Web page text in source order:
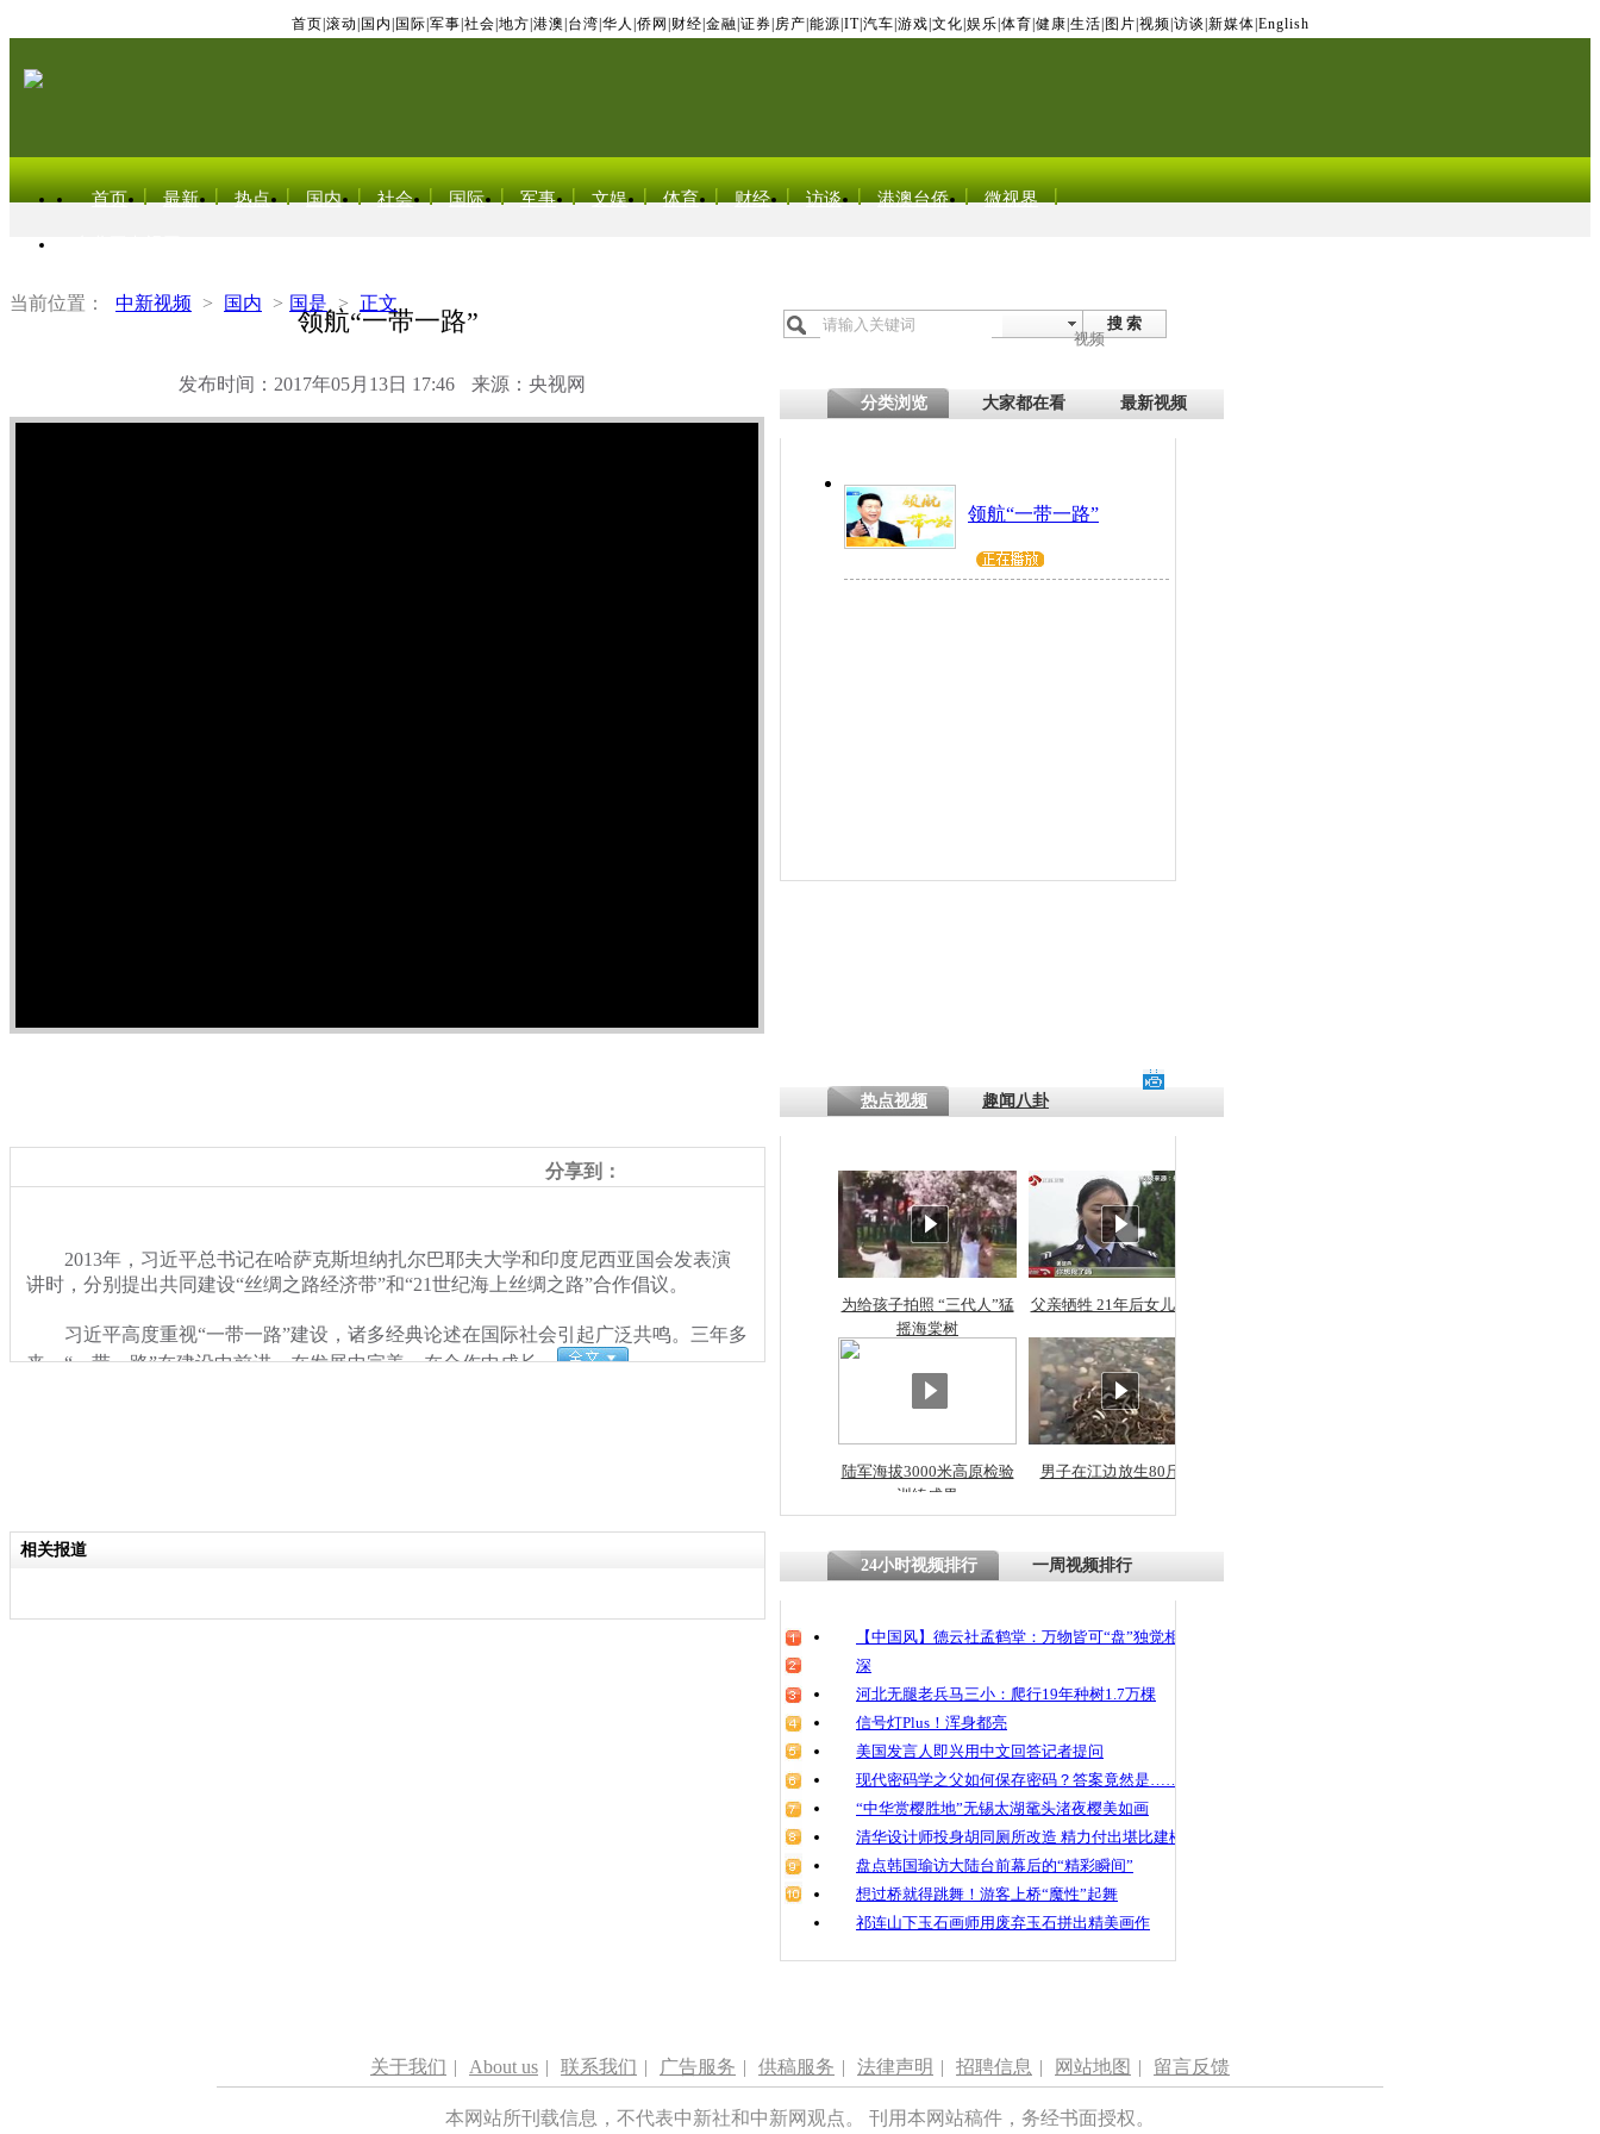
首页 滚动 国内 国际 军事 社会 地方 港澳 台湾 华人 侨网 财经 金融 证券 房产 能源 IT| 汽车 游戏 文化 娱乐 体育 健康 生活 图片 视频 访谈 新媒体 English
首页 最新 热点 国内 社会 国际 军事 文娱 体育 财经 访谈 港澳台侨 微视界
当前位置： 中新视频 > 国内 > 国是 > 正文
领航“一带一路”
发布时间：2017年05月13日 17:46 来源：央视网
搜 索
视频
分类浏览 大家都在看 最新视频
领航“一带一路”
分享到：
2013年，习近平总书记在哈萨克斯坦纳扎尔巴耶夫大学和印度尼西亚国会发表演
讲时，分别提出共同建设“丝绸之路经济带”和“21世纪海上丝绸之路”合作倡议。
习近平高度重视“一带一路”建设，诸多经典论述在国际社会引起广泛共鸣。三年多
来，“一带一路”在建设中前进、在发展中完善、在合作中成长。
专题：“一带一路”国际合作高峰论坛
热点视频 趣闻八卦
为给孩子拍照 “三代人”猛
摇海棠树
父亲牺牲 21年后女儿从警
陆军海拔3000米高原检验
训练成果
男子在江边放生80斤蛇
相关报道
24小时视频排行
一周视频排行
【中国风】德云社孟鹤堂：万物皆可“盘”独觉相声
深
河北无腿老兵马三小：爬行19年种树1.7万棵
信号灯Plus！浑身都亮
美国发言人即兴用中文回答记者提问
现代密码学之父如何保存密码？答案竟然是……
“中华赏樱胜地”无锡太湖鼋头渚夜樱美如画
清华设计师投身胡同厕所改造 精力付出堪比建楼
盘点韩国瑜访大陆台前幕后的“精彩瞬间”
想过桥就得跳舞！游客上桥“魔性”起舞
祁连山下玉石画师用废弃玉石拼出精美画作
关于我们 | About us | 联系我们 | 广告服务 | 供稿服务 | 法律声明 | 招聘信息 | 网站地图 | 留言反馈
本网站所刊载信息，不代表中新社和中新网观点。 刊用本网站稿件，务经书面授权。